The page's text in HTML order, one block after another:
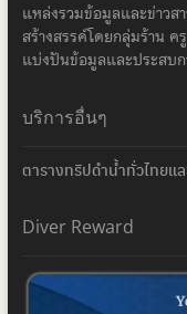
แหล่งรวมข้อมูลและข่าวส
สร้างสรรค์โดยกลุ่มร้าน
แบ่งปันข้อมูลและประสบ
บริการอื่นๆ
ตารางทริปดำน้ำทั่วไทยแล
Diver Reward